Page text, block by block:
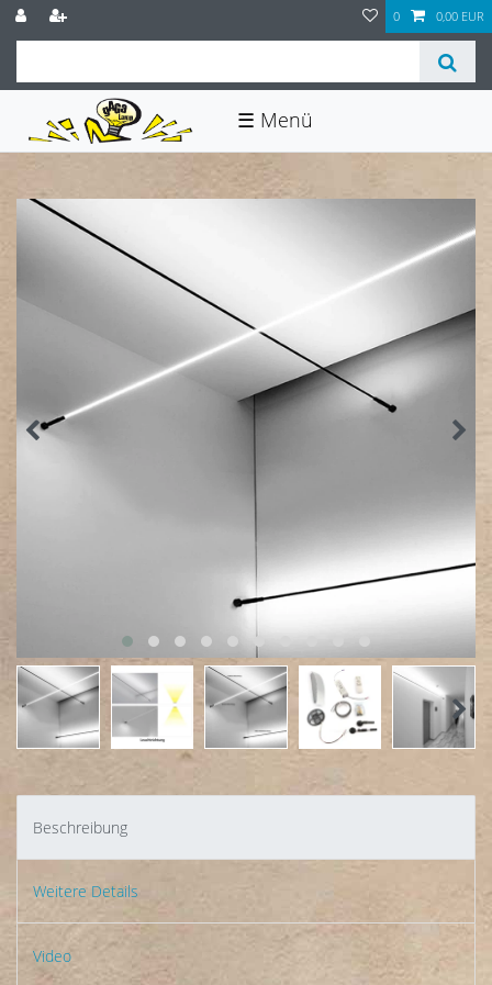
0 0,00 EUR
☰
Beschreibung
Weitere Details
Video